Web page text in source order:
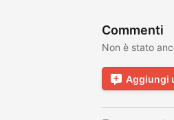
Commenti
Non è stato
Aggiungi